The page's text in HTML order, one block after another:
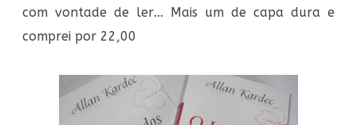
com vontade de ler… Mais um de capa dura e
comprei por 22,00